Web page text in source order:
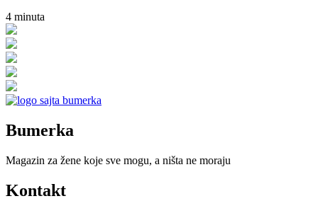
4 minuta
Bumerka
Magazin za žene koje sve mogu, a ništa ne moraju
Kontakt